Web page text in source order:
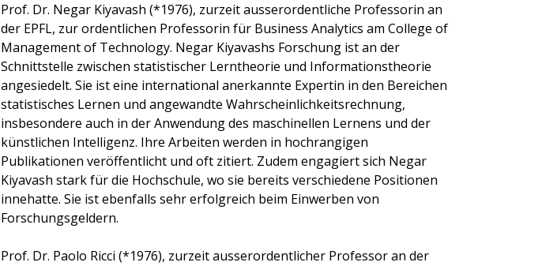
Prof. Dr. Negar Kiyavash (*1976), zurzeit ausserordentliche Professorin an
der EPFL, zur ordentlichen Professorin für Business Analytics am College of
Management of Technology. Negar Kiyavashs Forschung ist an der
Schnittstelle zwischen statistischer Lerntheorie und Informationstheorie
angesiedelt. Sie ist eine international anerkannte Expertin in den Bereichen
statistisches Lernen und angewandte Wahrscheinlichkeitsrechnung,
insbesondere auch in der Anwendung des maschinellen Lernens und der
künstlichen Intelligenz. Ihre Arbeiten werden in hochrangigen
Publikationen veröffentlicht und oft zitiert. Zudem engagiert sich Negar
Kiyavash stark für die Hochschule, wo sie bereits verschiedene Positionen
innehatte. Sie ist ebenfalls sehr erfolgreich beim Einwerben von
Forschungsgeldern.
Prof. Dr. Paolo Ricci (*1976), zurzeit ausserordentlicher Professor an der